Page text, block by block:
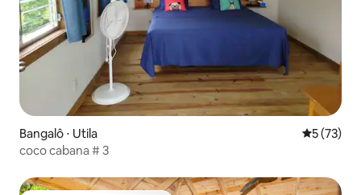
Bangalô ⋅ Utila 5 de uma
5 (73)
coco cabana # 3